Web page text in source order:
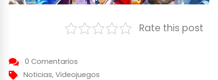
Rate this post
0 Comentarios
Noticias, Videojuegos